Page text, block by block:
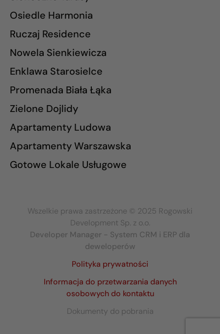
Osiedle Harmonia
Ruczaj Residence
Nowela Sienkiewicza
Enklawa Starosielce
Promenada Biała Łąka
Zielone Dojlidy
Apartamenty Ludowa
Apartamenty Warszawska
Gotowe Lokale Usługowe
Wszelkie prawa zastrzeżone © 2025 Rogowski
Development Sp. z o.o.
Developer Manager - System CRM i ERP dla
deweloperów
Polityka prywatności
Informacja do przetwarzania danych
osobowych do kontaktu
Dokumenty do pobrania